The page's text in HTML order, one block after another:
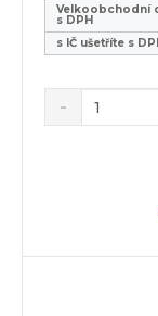
Velkoobchodní
s DPH
s IČ ušetříte s